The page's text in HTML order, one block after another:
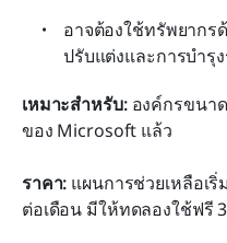
อาจต้องใช้ทรัพยาก
ปรับแต่งและการบำรุ
เหมาะสำหรับ: องค์กรขนา
ของ Microsoft แล้ว
ราคา: แผนการช่วยเหลือเ
ต่อเดือน มีให้ทดลองใช้ฟรี